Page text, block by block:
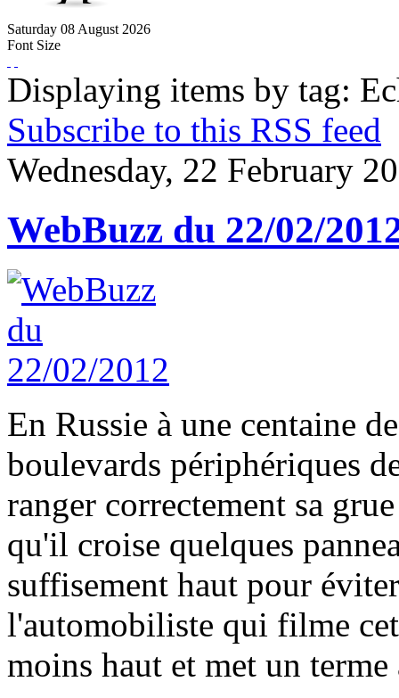
Saturday 08 August 2026
Font Size
Displaying items by tag:
Subscribe to this RSS feed
Wednesday, 22 February
WebBuzz du 22/02/
En Russie à une centaine
boulevards périphériques
ranger correctement sa
qu'il croise quelques
suffisement haut pour
l'automobiliste qui filme
moins haut et met un